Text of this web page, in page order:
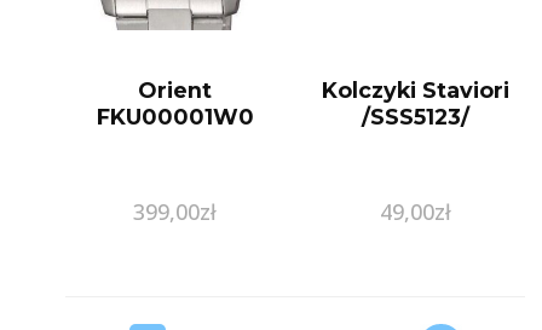
Orient
FKU00001W0
399,00zł
Kolczyki Staviori
/SSS5123/
49,00zł